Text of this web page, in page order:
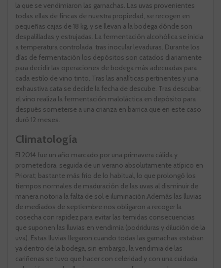
la que se vendimiaron las garnachas. Las uvas provenientes
todas ellas de fincas de nuestra propiedad, se recogen en
pequeñas cajas de 18 kg, y se llevan a la bodega dónde son
despalilladas y estrujadas. La fermentación alcohólica se inicia
a temperatura controlada, tras inocular levaduras. Durante los
días de fermentación los depósitos son catados diariamente
para decidir las operaciones de bodega más adecuadas para
cada estilo de vino tinto. Tras las analíticas pertinentes y una
exhaustiva cata se decide la fecha de descube. Tras descubar,
el vino realiza la fermentación maloláctica en depósito para
después someterse a una crianza en barrica que en este caso
duró 12 meses.
Climatología
El 2014 fue un año marcado por una primavera cálida y
prometedora, seguida de un verano absolutamente atípico en
Priorat; bastante más frío de lo habitual, lo que prolongó los
tiempos normales de maduración de las uvas al disminuir de
manera notoria la falta de sol e iluminación.Además las lluvias
de mediados de septiembre nos obligaron a recoger la
cosecha con rapidez para evitar las temidas consecuencias
que suponen las lluvias en vendimia (podriduras y dilución de la
uva). Estas lluvias llegaron cuando todas las garnachas estaban
ya dentro de la bodega, sin embargo, la vendimia de las
cariñenas se tuvo que hacer con celeridad y con una cuidada